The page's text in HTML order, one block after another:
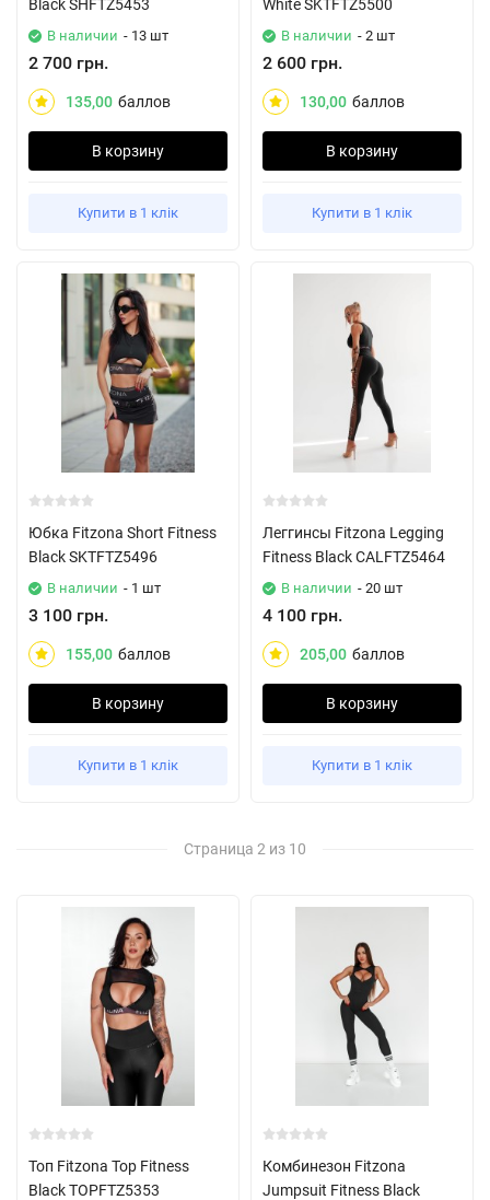
Black SHFTZ5453
В наличии - 13 шт
2 700 грн.
135,00 баллов
В корзину
Купити в 1 клік
White SKTFTZ5500
В наличии - 2 шт
2 600 грн.
130,00 баллов
В корзину
Купити в 1 клік
Юбка Fitzona Short Fitness
Black SKTFTZ5496
В наличии - 1 шт
3 100 грн.
155,00 баллов
В корзину
Купити в 1 клік
Леггинсы Fitzona Legging
Fitness Black CALFTZ5464
В наличии - 20 шт
4 100 грн.
205,00 баллов
В корзину
Купити в 1 клік
Страница 2 из 10
Топ Fitzona Top Fitness
Black TOPFTZ5353
Комбинезон Fitzona
Jumpsuit Fitness Black